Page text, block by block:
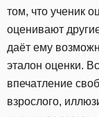
том, что ученик
оценивают
даёт ему
эталон оценки.
впечатление
взрослого,